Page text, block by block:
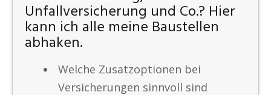
Unfallversicherung und Co.? Hier
kann ich alle meine Baustellen
abhaken.
Welche Zusatzoptionen bei
Versicherungen sinnvoll sind